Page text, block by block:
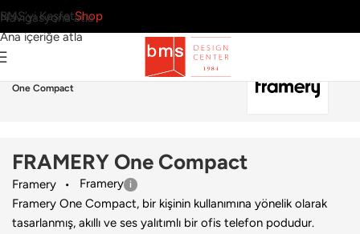
Navigasyona atla
Ana içeriğe atla
BMS’yi KeşfetShop
›Framery
FRAMERY
One Compact
FRAMERY One Compact
Framery
Framery
Framery One Compact, bir kişinin kullanımına yönelik olarak
tasarlanmış, akıllı ve ses yalıtımlı bir ofis telefon podudur.